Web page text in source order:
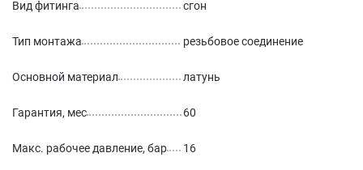
Вид фитинга сгон
Тип монтажа резьбовое соединение
Основной материал латунь
Гарантия, мес 60
Макс. рабочее давление, бар 16